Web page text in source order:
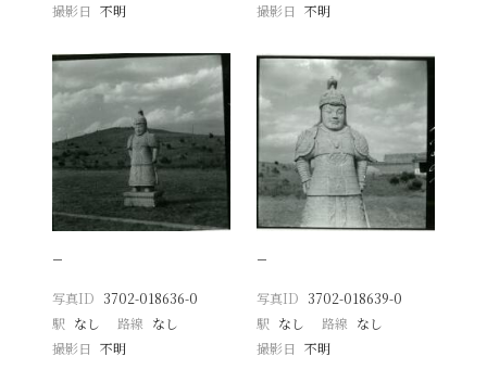
撮影日
不明
撮影日 不明
−
写真ID 3702-018636-0
駅 なし 路線 なし
撮影日
不明
−
写真ID 3702-018639-0
駅 なし 路線 なし
撮影日 不明